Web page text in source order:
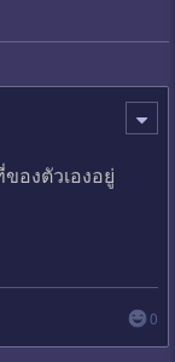
องตัวเองอยู่
0